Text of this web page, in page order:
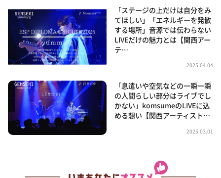
「ステージの上だけは自分をみ
てほしい」「エネルギーを発散
する場所」音源では伝わらない
LIVEだけの魅力とは【関西アー
テ…
2025.04.04
「息遣いや空気などの一瞬一瞬
の人間らしい部分はライブでし
かない」komsumeのLIVEに込
める想い【関西アーティスト…
2025.03.01